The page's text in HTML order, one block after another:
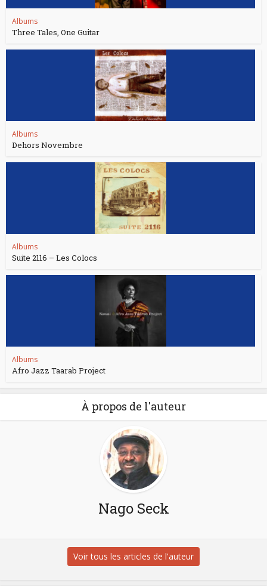
Albums
Three Tales, One Guitar
Albums
Dehors Novembre
Albums
Suite 2116 – Les Colocs
Albums
Afro Jazz Taarab Project
À propos de l'auteur
Nago Seck
Voir tous les articles de l'auteur